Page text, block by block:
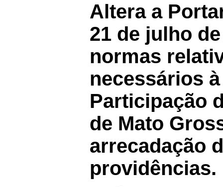
Altera a
21 de julho
normas
necessários
Participação
de Mato
arrecadação
providências.